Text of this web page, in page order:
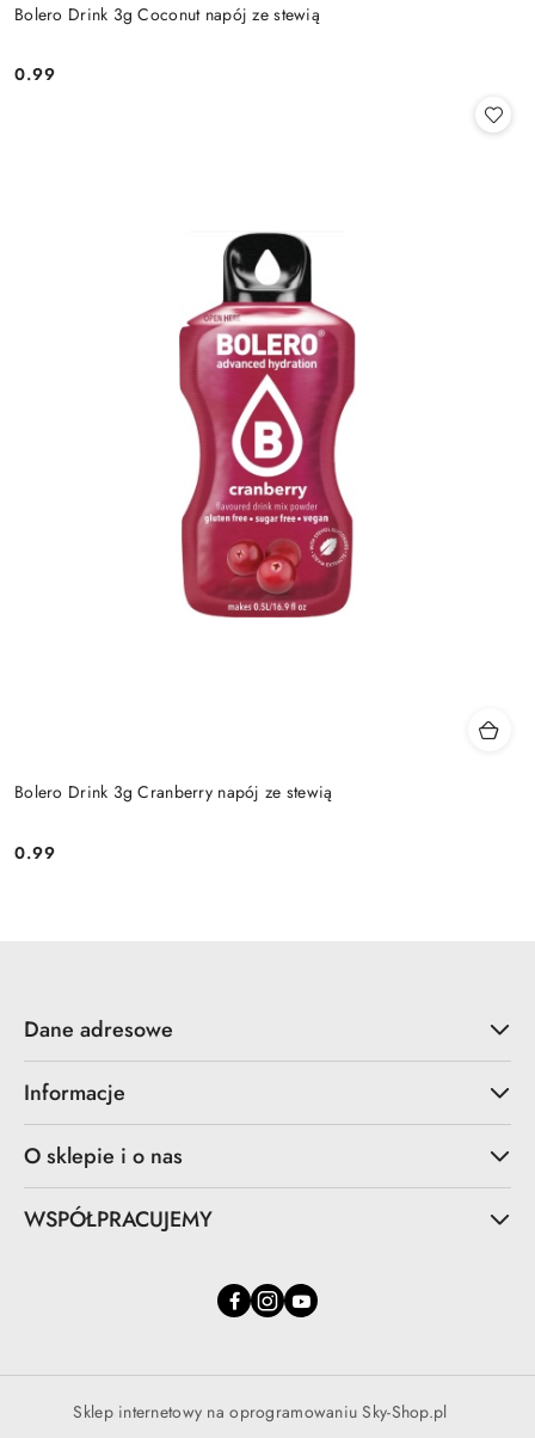
Bolero Drink 3g Coconut napój ze stewią
Cena:
0.99
Bolero Drink 3g Cranberry napój ze stewią
Cena:
0.99
Dane adresowe
Informacje
O sklepie i o nas
WSPÓŁPRACUJEMY
Sklep internetowy na oprogramowaniu Sky-Shop.pl